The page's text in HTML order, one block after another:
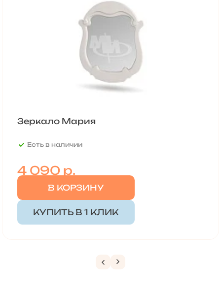
Зеркало Мария
Есть в наличии
4 090р.
В КОРЗИНУ
КУПИТЬ В 1 КЛИК